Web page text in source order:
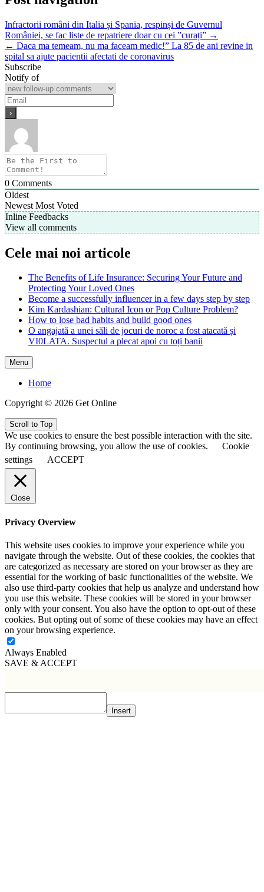
Infractorii români din Italia și Spania, respinși de Guvernul
României, se fac liste de repatriere doar cu cei ”curați” →
← Daca ma temeam, nu ma faceam medic!” La 85 de ani revine in
spital sa ajute pacientii afectati de coronavirus
Subscribe
Notify of
0 Comments
Oldest
Newest Most Voted
Inline Feedbacks
View all comments
Cele mai noi articole
The Benefits of Life Insurance: Securing Your Future and
Protecting Your Loved Ones
Become a successfully influencer in a few days step by step
Kim Kardashian: Cultural Icon or Pop Culture Problem?
How to lose bad habits and build good ones
O angajată a unei săli de jocuri de noroc a fost atacată și
VI0LATA. Suspectul a plecat apoi cu toți banii
Menu
Home
Copyright © 2026 Get Online
Scroll to Top
We use cookies to ensure the best possible interaction with the site.
By continuing browsing, you allow the use of cookies.
Cookie
settings
ACCEPT
Close
Privacy Overview
This website uses cookies to improve your experience while you
navigate through the website. Out of these cookies, the cookies that
are categorized as necessary are stored on your browser as they are
essential for the working of basic functionalities of the website. We
also use third-party cookies that help us analyze and understand how
you use this website. These cookies will be stored in your browser
only with your consent. You also have the option to opt-out of these
cookies. But opting out of some of these cookies may have an effect
on your browsing experience.
Always Enabled
SAVE & ACCEPT
Insert